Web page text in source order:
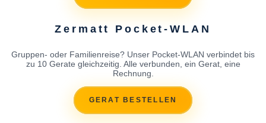
Zermatt Pocket-WLAN
Gruppen- oder Familienreise? Unser Pocket-WLAN verbindet bis
zu 10 Gerate gleichzeitig. Alle verbunden, ein Gerat, eine
Rechnung.
GERAT BESTELLEN